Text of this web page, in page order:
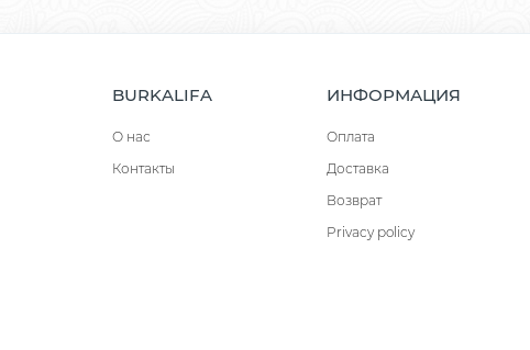
BURKALIFA
О нас
Контакты
ИНФОРМАЦИЯ
Оплата
Доставка
Возврат
Privacy policy